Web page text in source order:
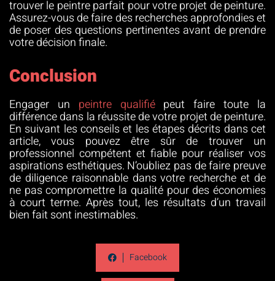
trouver le peintre parfait pour votre projet de peinture.
Assurez-vous de faire des recherches approfondies et
de poser des questions pertinentes avant de prendre
votre décision finale.
Conclusion
Engager un peintre qualifiépeut faire toute la
différence dans la réussite de votre projet de peinture.
En suivant les conseils et les étapes décrits dans cet
article, vous pouvez être sûr de trouver un
professionnel compétent et fiable pour réaliser vos
aspirations esthétiques. N’oubliez pas de faire preuve
de diligence raisonnable dans votre recherche et de
ne pas compromettre la qualité pour des économies
à court terme. Après tout, les résultats d’un travail
bien fait sont inestimables.
Facebook